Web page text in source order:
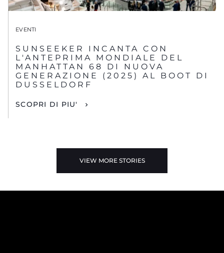
EVENTI
SUNSEEKER INCANTA CON
L'ANTEPRIMA MONDIALE DEL
MANHATTAN 68 DI NUOVA
GENERAZIONE (2025) AL BOOT DI
DUSSELDORF
SCOPRI DI PIU'
VIEW MORE STORIES